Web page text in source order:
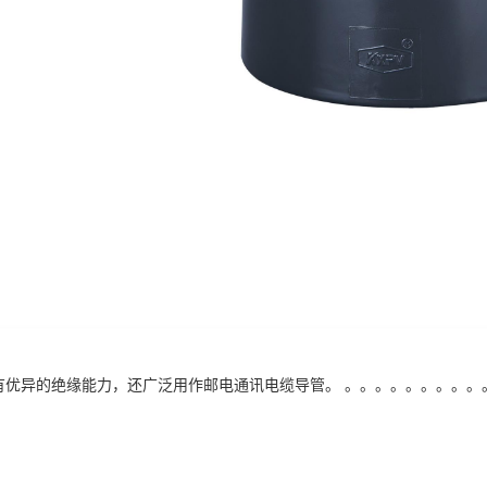
优异的绝缘能力，还广泛用作邮电通讯电缆导管。 。。。。。。。。。